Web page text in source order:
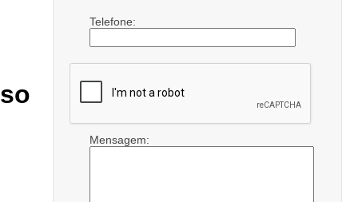
Telefone:
Mensagem: